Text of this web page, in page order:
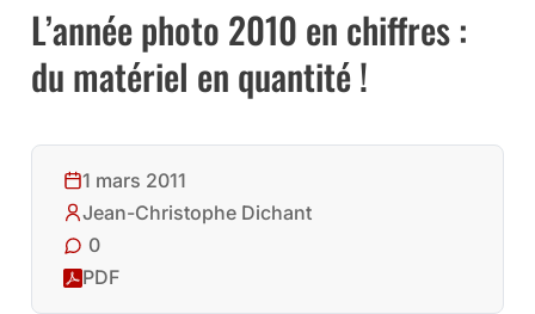
L’année photo 2010 en chiffres :
du matériel en quantité !
1 mars 2011
Jean-Christophe Dichant
0
PDF